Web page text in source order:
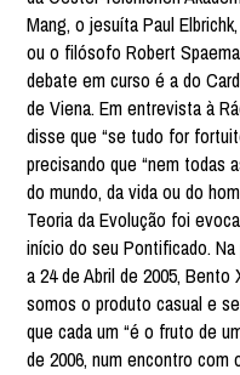
Mang, o jesuíta Paul
ou o filósofo Robert
debate em curso é a do
de Viena. Em entrevista à
disse que “se tudo for
precisando que “nem todas
do mundo, da vida ou do
Teoria da Evolução foi
início do seu Pontificado.
a 24 de Abril de 2005, Bento
somos o produto casual e
que cada um “é o fruto de
de 2006, num encontro